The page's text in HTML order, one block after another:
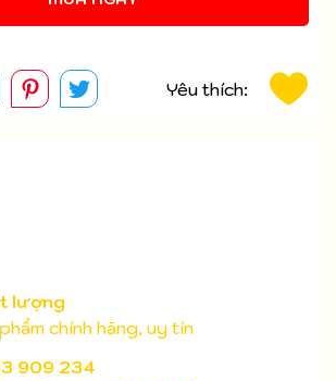
Yêu thích:
lượng
chính hãng, uy tín
909 234